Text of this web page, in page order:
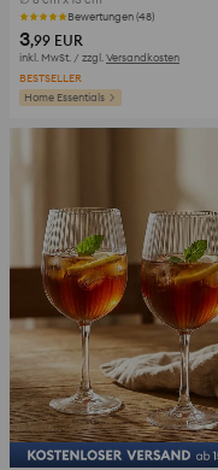
Bewertungen (48)
3,99 EUR
inkl. MwSt. / zzgl. Versandkosten
BESTSELLER
Home Essentials